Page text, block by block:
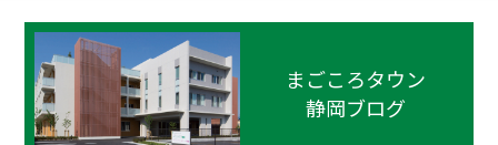
まごころタウン
静岡ブログ